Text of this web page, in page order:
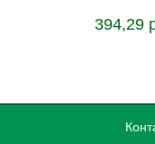
394,29